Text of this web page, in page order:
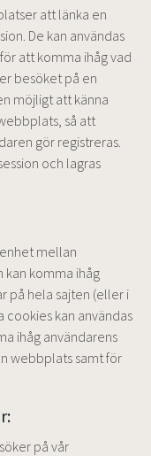
att länka en
De kan användas
att komma ihåg vad
besöket på en
möjligt att känna
så att
gör registreras.
och lagras
mellan
kan komma ihåg
på hela sajten (eller i
cookies kan användas
ihåg användarens
webbplats samt för
på vår